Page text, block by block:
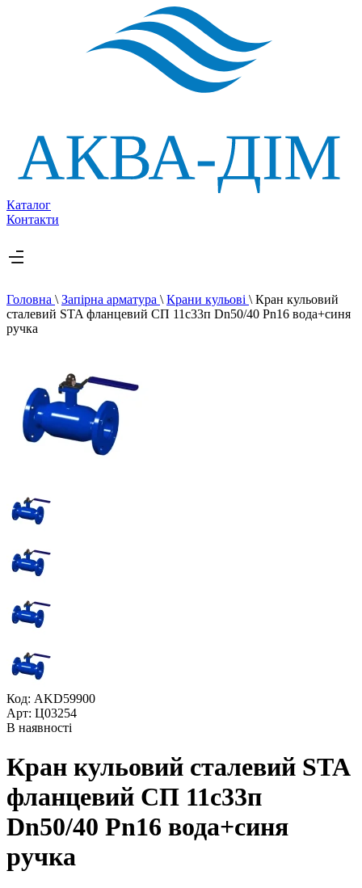
Каталог
Контакти
Головна \ Запірна арматура \ Крани кульові \ Кран кульовий
сталевий STA фланцевий СП 11с33п Dn50/40 Pn16 вода+синя
ручка
Код: AKD59900
Арт: Ц03254
В наявності
Кран кульовий сталевий STA
фланцевий СП 11с33п
Dn50/40 Pn16 вода+синя
ручка